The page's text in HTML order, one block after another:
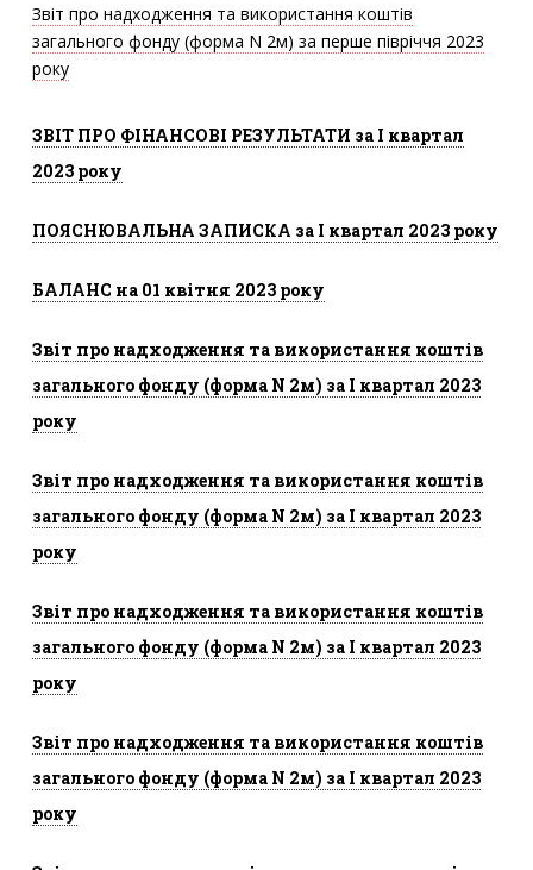
Звіт про надходження та використання коштів
загального фонду (форма N 2м) за перше півріччя 2023
року
ЗВІТ ПРО ФІНАНСОВІ РЕЗУЛЬТАТИ за I квартал
2023 року
ПОЯСНЮВАЛЬНА ЗАПИСКА за I квартал 2023 року
БАЛАНС на 01 квітня 2023 року
Звіт про надходження та використання коштів
загального фонду (форма N 2м) за I квартал 2023
року
Звіт про надходження та використання коштів
загального фонду (форма N 2м) за I квартал 2023
року
Звіт про надходження та використання коштів
загального фонду (форма N 2м) за I квартал 2023
року
Звіт про надходження та використання коштів
загального фонду (форма N 2м) за I квартал 2023
року